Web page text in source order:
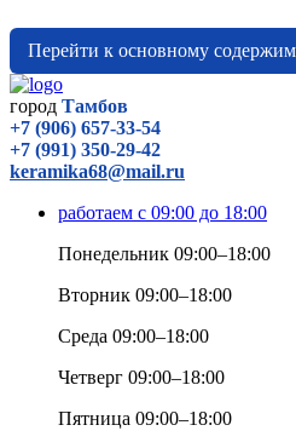
Перейти к основному
город Тамбов
+7 (906) 657-33-54
+7 (991) 350-29-42
keramika68@mail.ru
работаем с 09:00 до 18:00
Понедельник 09:00–18:00
Вторник 09:00–18:00
Среда 09:00–18:00
Четверг 09:00–18:00
Пятница 09:00–18:00